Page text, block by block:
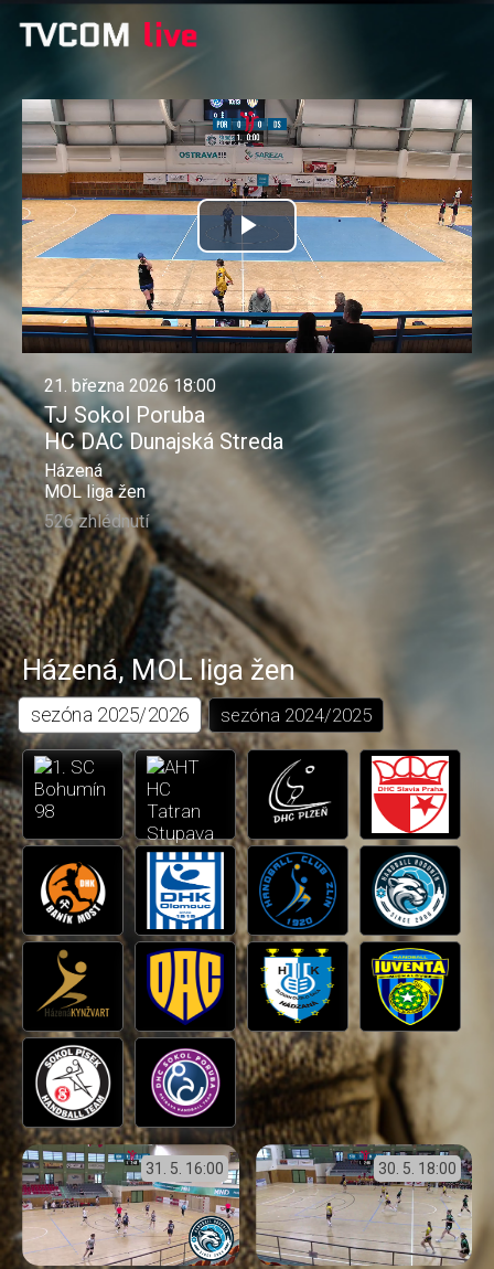
Přehrát
video
21. března 2026 18:00
TJ Sokol Poruba
HC DAC Dunajská Streda
Házená
MOL liga žen
526 zhlédnutí
Házená, MOL liga žen
sezóna 2025/2026 sezóna 2024/2025
31. 5. 16:00 30. 5. 18:00